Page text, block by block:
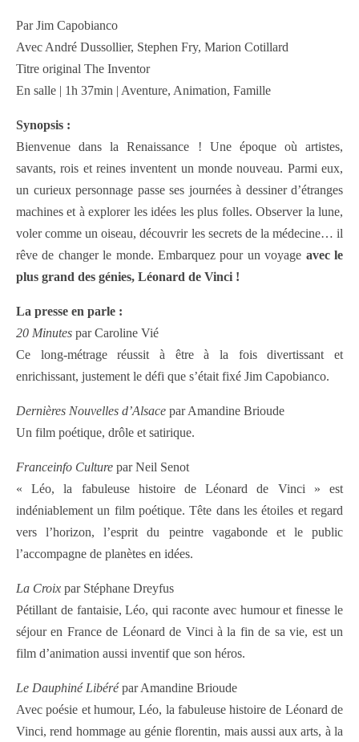
Par Jim Capobianco
Avec André Dussollier, Stephen Fry, Marion Cotillard
Titre original The Inventor
En salle | 1h 37min | Aventure, Animation, Famille
Synopsis :
Bienvenue dans la Renaissance ! Une époque où artistes,
savants, rois et reines inventent un monde nouveau. Parmi eux,
un curieux personnage passe ses journées à dessiner d’étranges
machines et à explorer les idées les plus folles. Observer la lune,
voler comme un oiseau, découvrir les secrets de la médecine… il
rêve de changer le monde. Embarquez pour un voyage avec le
plus grand des génies, Léonard de Vinci !
La presse en parle :
20 Minutes par Caroline Vié
Ce long-métrage réussit à être à la fois divertissant et
enrichissant, justement le défi que s’était fixé Jim Capobianco.
Dernières Nouvelles d’Alsace par Amandine Brioude
Un film poétique, drôle et satirique.
Franceinfo Culture par Neil Senot
« Léo, la fabuleuse histoire de Léonard de Vinci » est
indéniablement un film poétique. Tête dans les étoiles et regard
vers l’horizon, l’esprit du peintre vagabonde et le public
l’accompagne de planètes en idées.
La Croix par Stéphane Dreyfus
Pétillant de fantaisie, Léo, qui raconte avec humour et finesse le
séjour en France de Léonard de Vinci à la fin de sa vie, est un
film d’animation aussi inventif que son héros.
Le Dauphiné Libéré par Amandine Brioude
Avec poésie et humour, Léo, la fabuleuse histoire de Léonard de
Vinci, rend hommage au génie florentin, mais aussi aux arts, à la